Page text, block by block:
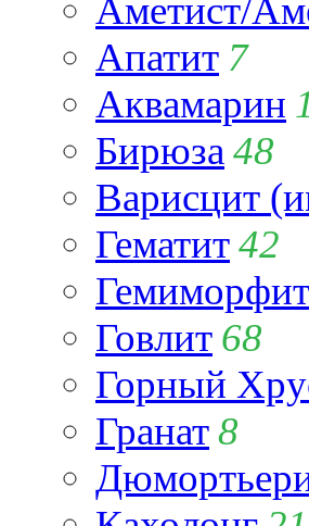
Аметист/
Апатит 7
Аквамарин
Бирюза 48
Варисцит
Гематит42
Гемиморфит
Говлит 68
Горный
Гранат8